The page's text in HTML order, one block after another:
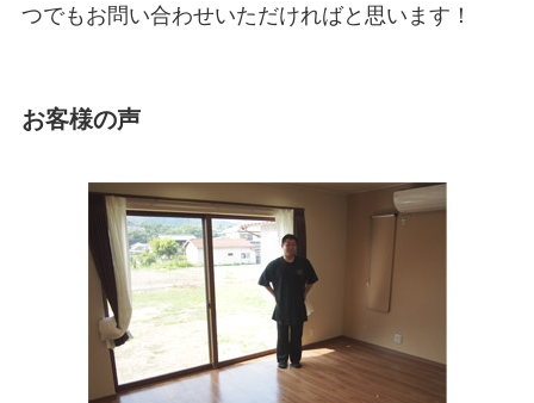
つでもお問い合わせいただければと思います！
お客様の声